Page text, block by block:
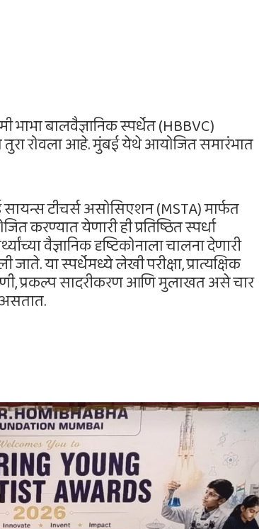
भाभा बालवैज्ञानिक स्पर्धेत (HBBVC)
तुरा रोवला आहे. मुंबई येथे आयोजित समारंभात
टीचर्स असोसिएशन (MSTA) मार्फत
करण्यात येणारी ही प्रतिष्ठित स्पर्धा
वैज्ञानिक दृष्टिकोनाला चालना देणारी
जाते. या स्पर्धेमध्ये लेखी परीक्षा, प्रात्यक्षिक
प्रकल्प सादरीकरण आणि मुलाखत असे चार